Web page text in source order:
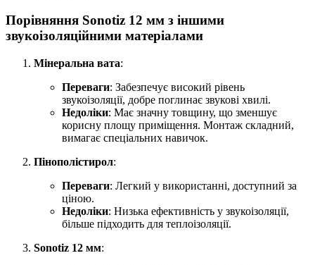
Порівняння Sonotiz 12 мм з іншими
звукоізоляційними матеріалами
Мінеральна вата:
Переваги: Забезпечує високий рівень
звукоізоляції, добре поглинає звукові хвилі.
Недоліки: Має значну товщину, що зменшує
корисну площу приміщення. Монтаж складний,
вимагає спеціальних навичок.
Пінополістирол:
Переваги: Легкий у використанні, доступний за
ціною.
Недоліки: Низька ефективність у звукоізоляції,
більше підходить для теплоізоляції.
Sonotiz 12 мм: